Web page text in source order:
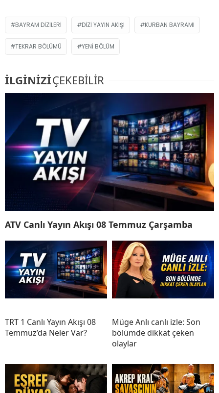
BAYRAM DIZILERI DIZI YAYIN AKIŞI KURBAN BAYRAMI
TEKRAR BÖLÜMÜ YENI BÖLÜM
İLGİNİZİÇEKEBİLİR
ATV Canlı Yayın Akışı 08 Temmuz Çarşamba
TRT 1 Canlı Yayın Akışı 08
Temmuz’da Neler Var?
Müge Anlı canlı izle: Son
bölümde dikkat çeken
olaylar